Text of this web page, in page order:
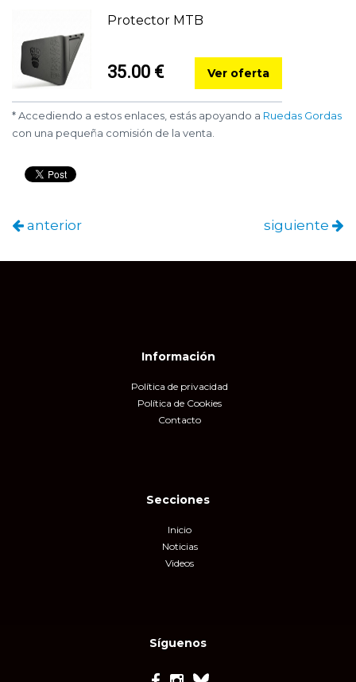
Protector MTB
35.00 € Ver oferta
* Accediendo a estos enlaces, estás apoyando a Ruedas Gordas
con una pequeña comisión de la venta.
anterior siguiente
Información
Política de privacidad
Política de Cookies
Contacto
Síguenos
Secciones
Inicio
Noticias
Videos